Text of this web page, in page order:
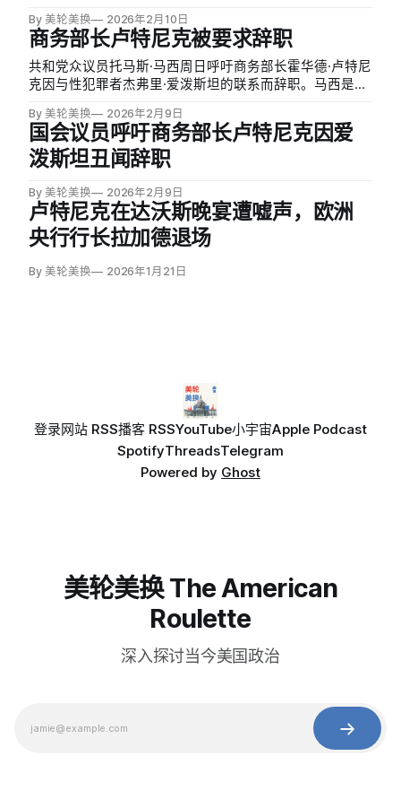
By 美轮美换 2026年2月10日
商务部长卢特尼克被要求辞职
共和党众议员托马斯·马西周日呼吁商务部长霍华德·卢特尼
克因与性犯罪者杰弗里·爱泼斯坦的联系而辞职。马西是推
By 美轮美换 2026年2月9日
国会议员呼吁商务部长卢特尼克因爱
泼斯坦丑闻辞职
By 美轮美换 2026年2月9日
卢特尼克在达沃斯晚宴遭嘘声，欧洲
央行行长拉加德退场
By 美轮美换 2026年1月21日
登录网站 RSS播客 RSSYouTube小宇宙Apple Podcast
SpotifyThreadsTelegram
Powered by Ghost
美轮美换 The American
Roulette
深入探讨当今美国政治